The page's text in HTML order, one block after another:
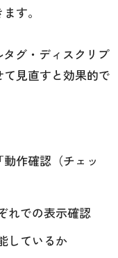
す。
グ・ディスクリプ
見直すと効果的で
作確認（チェッ
れでの表示確認
しているか